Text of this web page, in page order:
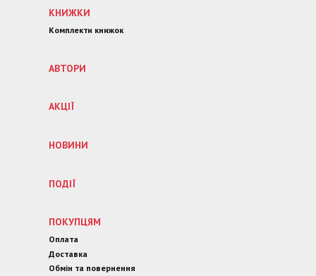
КНИЖКИ
Комплекти книжок
АВТОРИ
АКЦІЇ
НОВИНИ
ПОДІЇ
ПОКУПЦЯМ
Оплата
Доставка
Обмін та повернення